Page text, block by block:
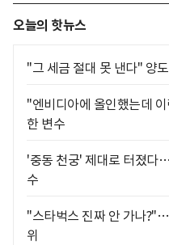
오늘의 핫뉴스
"그 세금 절대 못 낸다" 양
"엔비디아에 올인했는데
한 변수
'중동 천궁' 제대로 터졌다
수
"스타벅스 진짜 안 가나
위